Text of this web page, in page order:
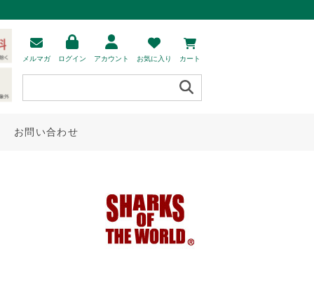
メルマガ ログイン アカウント お気に入り カート
お問い合わせ